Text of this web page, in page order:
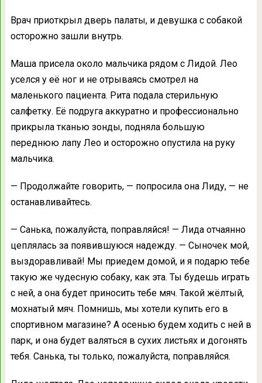
Врач приоткрыл дверь палаты, и девушка с собакой
осторожно зашли внутрь.
Маша присела около мальчика рядом с Лидой. Лео
уселся у её ног и не отрываясь смотрел на
маленького пациента. Рита подала стерильную
салфетку. Её подруга аккуратно и профессионально
прикрыла тканью зонды, подняла большую
переднюю лапу Лео и осторожно опустила на руку
мальчика.
— Продолжайте говорить, — попросила она Лиду, — не
останавливайтесь.
— Санька, пожалуйста, поправляйся! — Лида отчаянно
цеплялась за появившуюся надежду. — Сыночек мой,
выздоравливай! Мы приедем домой, и я подарю тебе
такую же чудесную собаку, как эта. Ты будешь играть
с ней, а она будет приносить тебе мяч. Такой жёлтый,
мохнатый мяч. Помнишь, мы хотели купить его в
спортивном магазине? А осенью будем ходить с ней в
парк, и она будет валяться в сухих листьях и догонять
тебя. Санька, ты только, пожалуйста, поправляйся.